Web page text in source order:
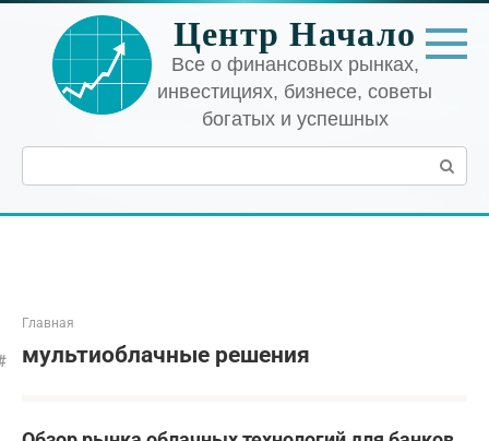
Перейти
контенту
Центр Начало
Все о финансовых рынках,
инвестициях, бизнесе, советы
богатых и успешных
Поиск:
Главная
мультиоблачные решения